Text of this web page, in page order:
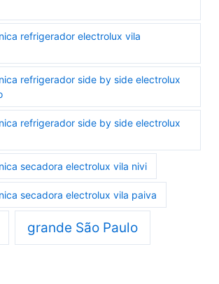
refrigerador electrolux vila
refrigerador side by side electrolux
refrigerador side by side electrolux
secadora electrolux vila nivi
secadora electrolux vila paiva
grande São Paulo